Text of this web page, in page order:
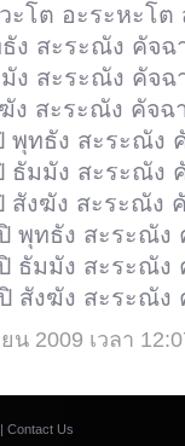
ะโต อะระหะโ
ง สะระณัง คัจฉ
ง สะระณัง คัจฉ
ง สะระณัง คัจฉ
พุทธัง สะระณัง
ธัมมัง สะระณัง
สังฆัง สะระณัง
พุทธัง สะระณัง
ธัมมัง สะระณัง
สังฆัง สะระณัง
2009 เวลา
| Contact Us